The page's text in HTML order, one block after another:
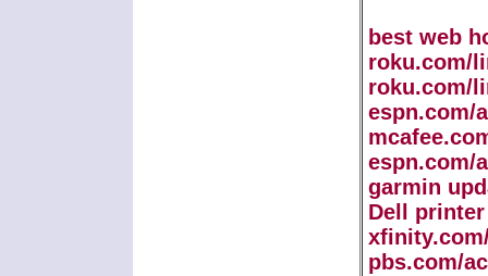
best web
roku.com/
roku.com/
espn.com/
espn.com/
garmin
Dell
pbs.com/